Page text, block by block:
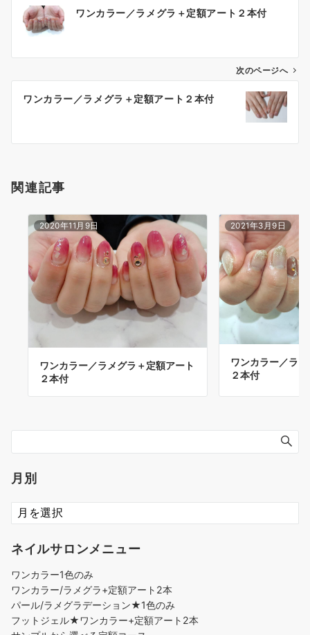
ワンカラー／ラメグラ＋定額アート２本付
次のページへ
ワンカラー／ラメグラ＋定額アート２本付
関連記事
2020年11月9日
ワンカラー／ラメグラ＋定額アート
２本付
2021年3月9日
ワンカラー／ラ
２本付
月別
ネイルサロンメニュー
ワンカラー1色のみ
ワンカラー/ラメグラ+定額アート2本
パール/ラメグラデーション★1色のみ
フットジェル★ワンカラー+定額アート2本